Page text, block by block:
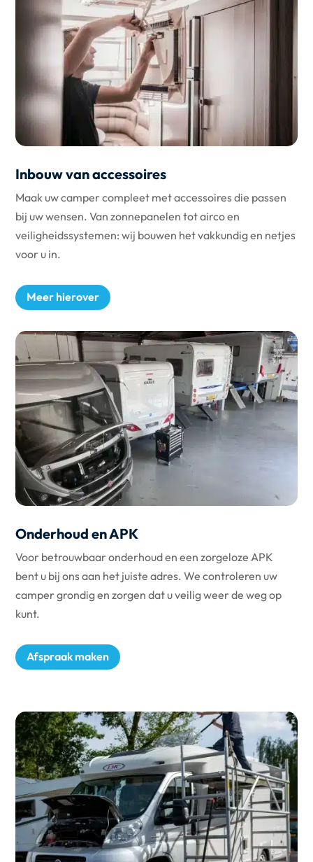
Inbouw van accessoires
Maak uw camper compleet met accessoires die passen
bij uw wensen. Van zonnepanelen tot airco en
veiligheidssystemen: wij bouwen het vakkundig en netjes
voor u in.
Meer hierover
Onderhoud en APK
Voor betrouwbaar onderhoud en een zorgeloze APK
bent u bij ons aan het juiste adres. We controleren uw
camper grondig en zorgen dat u veilig weer de weg op
kunt.
Afspraak maken